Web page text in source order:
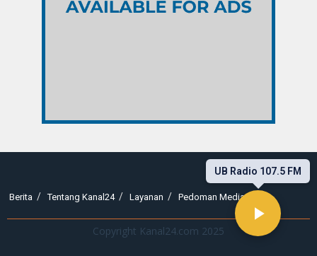
UB Radio 107.5 FM
Berita Tentang Kanal24 Layanan Pedoman Media Siber
Copyright Kanal24.com 2025